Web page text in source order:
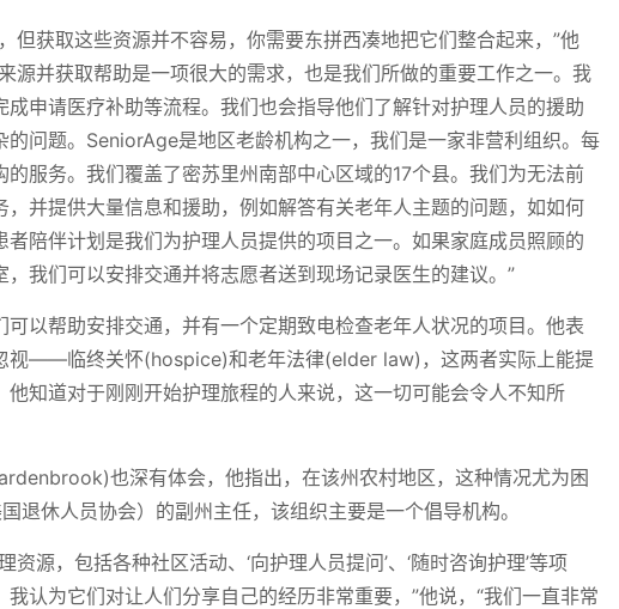
但获取这些资源并不容易，你需要东拼西凑地把它们整合起来，”他
源并获取帮助是一项很大的需求，也是我们所做的重要工作之一。我
申请医疗补助等流程。我们也会指导他们了解针对护理人员的援助
的问题。SeniorAge是地区老龄机构之一，我们是一家非营利组织。每
服务。我们覆盖了密苏里州南部中心区域的17个县。我们为无法前
并提供大量信息和援助，例如解答有关老年人主题的问题，如如何
陪伴计划是我们为护理人员提供的项目之一。如果家庭成员照顾的
我们可以安排交通并将志愿者送到现场记录医生的建议。”
可以帮助安排交通，并有一个定期致电检查老年人状况的项目。他表
视——临终关怀(hospice)和老年法律(elder law)，这两者实际上能提
知道对于刚刚开始护理旅程的人来说，这一切可能会令人不知所
也深有体会，他指出，在该州农村地区，这种情况尤为困
退休人员协会）的副州主任，该组织主要是一个倡导机构。
资源，包括各种社区活动、‘向护理人员提问’、‘随时咨询护理’等项
认为它们对让人们分享自己的经历非常重要，”他说，“我们一直非常